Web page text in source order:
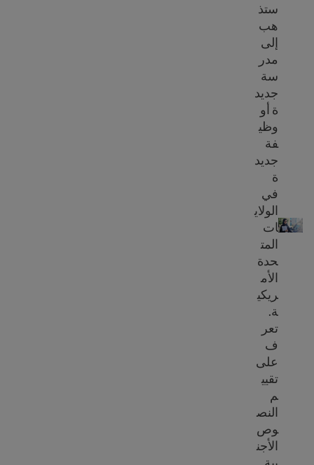
نقل الشهادات الأجنبية
ستذ
هب
إلى
مدر
سة
جديد
ة أو
وظي
فة
جديد
ة
في
الولاي
ات
المت
حدة
الأم
ريكي
ة.
تعر
ف
على
تقيي
م
النص
وص
الأجن